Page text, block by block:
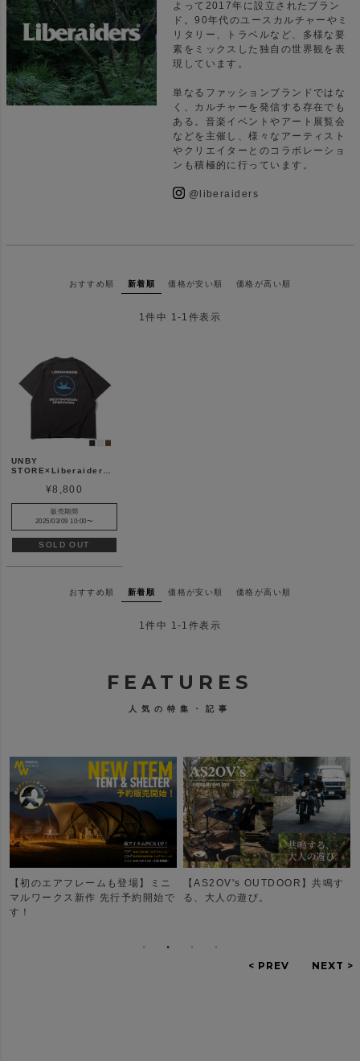
よって2017年に設立されたブラン
ド。90年代のユースカルチャーやミ
リタリー、トラベルなど、多様な要
素をミックスした独自の世界観を表
現しています。
単なるファッションブランドではな
く、カルチャーを発信する存在でも
ある。音楽イベントやアート展覧会
などを主催し、様々なアーティスト
やクリエイターとのコラボレーショ
ンも積極的に行っています。
@liberaiders
おすすめ順 新着順 価格が安い順 価格が高い順
1件中 1 -1 件表示
UNBY
STORE×Liberaiders
ORIZURU LOGO TEE
¥8,800
販売期間
2025/03/09 10:00 〜
SOLD OUT
おすすめ順 新着順 価格が安い順 価格が高い順
1件中 1 -1 件表示
FEATURES
人気の特集・記事
【初のエアフレームも登場】ミニ
マルワークス新作 先行予約開始で
す！
【AS2OV's OUTDOOR】共鳴す
る、大人の遊び。